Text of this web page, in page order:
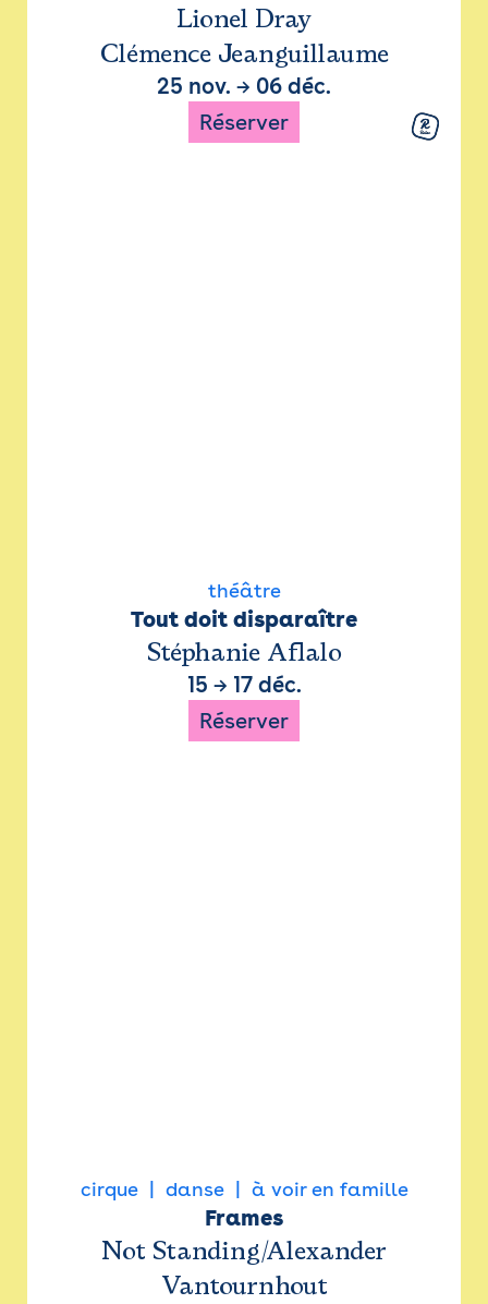
Lionel Dray
Clémence Jeanguillaume
25 nov. → 06 déc.
Réserver
théâtre
Tout doit disparaître
Stéphanie Aflalo
15 → 17 déc.
Réserver
cirque danse à voir en famille
Frames
Not Standing/Alexander
Vantournhout